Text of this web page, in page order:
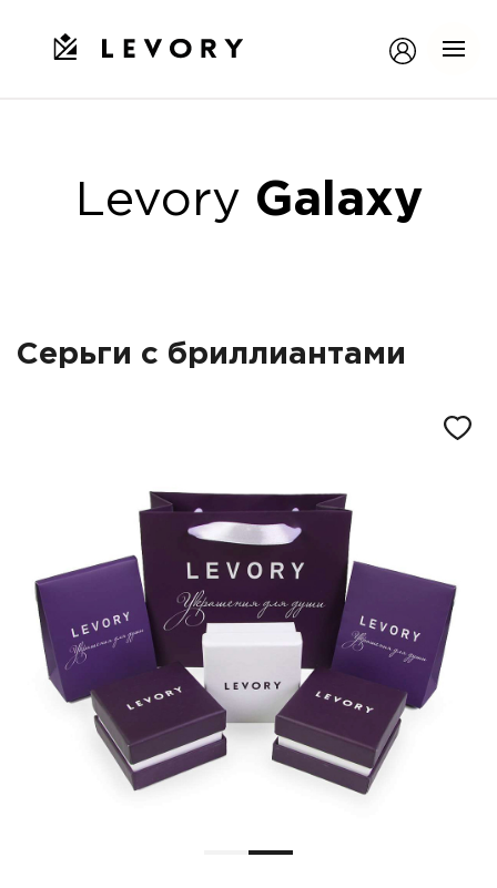
Levory Galaxy
Серьги с бриллиантами